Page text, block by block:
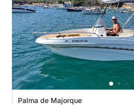
Palma de Majorque